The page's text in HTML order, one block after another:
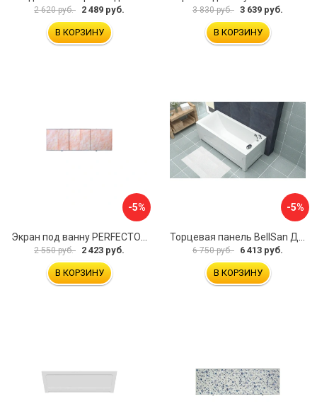
2 620 руб. 2 489 руб.
В КОРЗИНУ
3 830 руб. 3 639 руб.
В КОРЗИНУ
-5%
Экран под ванну PERFECTO LINEA 36-000157
2 550 руб. 2 423 руб.
В КОРЗИНУ
-5%
Торцевая панель BellSan Даниелла 4627171531049
6 750 руб. 6 413 руб.
В КОРЗИНУ